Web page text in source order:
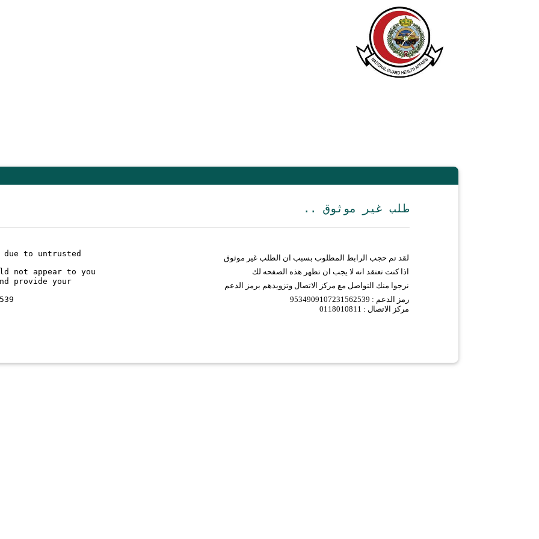
.. طلب غير موثوق
due to untrusted
لقد تم حجب الرابط المطلوب بسبب ان الطلب غير موثوق
not appear to you
اذا كنت تعتقد انه لا يجب ان تظهر هذه الصفحه لك
provide your
نرجوا منك التواصل مع مركز الاتصال وتزويدهم برمز الدعم
9534909107231562539 : رمز الدعم
مركز الاتصال : 0118010811